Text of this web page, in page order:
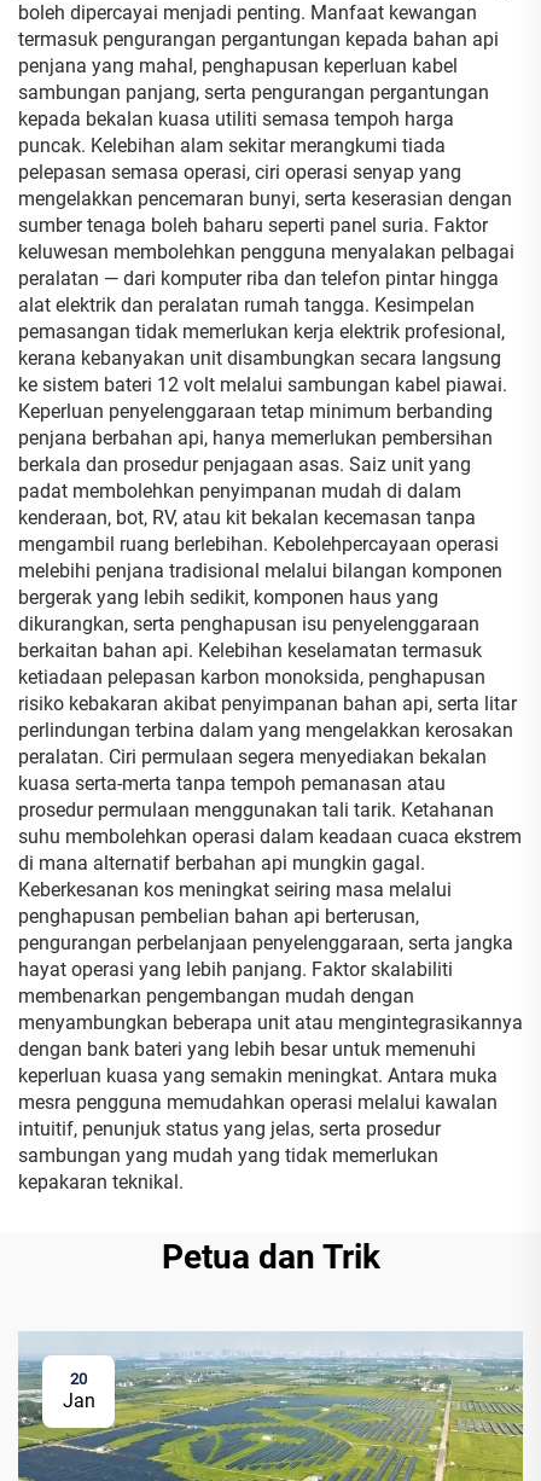
boleh dipercayai menjadi penting. Manfaat kewangan
termasuk pengurangan pergantungan kepada bahan api
penjana yang mahal, penghapusan keperluan kabel
sambungan panjang, serta pengurangan pergantungan
kepada bekalan kuasa utiliti semasa tempoh harga
puncak. Kelebihan alam sekitar merangkumi tiada
pelepasan semasa operasi, ciri operasi senyap yang
mengelakkan pencemaran bunyi, serta keserasian dengan
sumber tenaga boleh baharu seperti panel suria. Faktor
keluwesan membolehkan pengguna menyalakan pelbagai
peralatan — dari komputer riba dan telefon pintar hingga
alat elektrik dan peralatan rumah tangga. Kesimpelan
pemasangan tidak memerlukan kerja elektrik profesional,
kerana kebanyakan unit disambungkan secara langsung
ke sistem bateri 12 volt melalui sambungan kabel piawai.
Keperluan penyelenggaraan tetap minimum berbanding
penjana berbahan api, hanya memerlukan pembersihan
berkala dan prosedur penjagaan asas. Saiz unit yang
padat membolehkan penyimpanan mudah di dalam
kenderaan, bot, RV, atau kit bekalan kecemasan tanpa
mengambil ruang berlebihan. Kebolehpercayaan operasi
melebihi penjana tradisional melalui bilangan komponen
bergerak yang lebih sedikit, komponen haus yang
dikurangkan, serta penghapusan isu penyelenggaraan
berkaitan bahan api. Kelebihan keselamatan termasuk
ketiadaan pelepasan karbon monoksida, penghapusan
risiko kebakaran akibat penyimpanan bahan api, serta litar
perlindungan terbina dalam yang mengelakkan kerosakan
peralatan. Ciri permulaan segera menyediakan bekalan
kuasa serta-merta tanpa tempoh pemanasan atau
prosedur permulaan menggunakan tali tarik. Ketahanan
suhu membolehkan operasi dalam keadaan cuaca ekstrem
di mana alternatif berbahan api mungkin gagal.
Keberkesanan kos meningkat seiring masa melalui
penghapusan pembelian bahan api berterusan,
pengurangan perbelanjaan penyelenggaraan, serta jangka
hayat operasi yang lebih panjang. Faktor skalabiliti
membenarkan pengembangan mudah dengan
menyambungkan beberapa unit atau mengintegrasikannya
dengan bank bateri yang lebih besar untuk memenuhi
keperluan kuasa yang semakin meningkat. Antara muka
mesra pengguna memudahkan operasi melalui kawalan
intuitif, penunjuk status yang jelas, serta prosedur
sambungan yang mudah yang tidak memerlukan
kepakaran teknikal.
Petua dan Trik
20
Jan